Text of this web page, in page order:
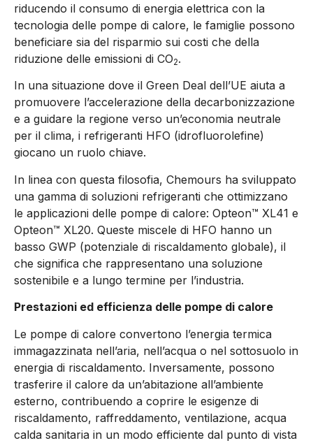
riducendo il consumo di energia elettrica con la
tecnologia delle pompe di calore, le famiglie possono
beneficiare sia del risparmio sui costi che della
riduzione delle emissioni di CO2.
In una situazione dove il Green Deal dell’UE aiuta a
promuovere l’accelerazione della decarbonizzazione
e a guidare la regione verso un’economia neutrale
per il clima, i refrigeranti HFO (idrofluorolefine)
giocano un ruolo chiave.
In linea con questa filosofia, Chemours ha sviluppato
una gamma di soluzioni refrigeranti che ottimizzano
le applicazioni delle pompe di calore: Opteon™ XL41 e
Opteon™ XL20. Queste miscele di HFO hanno un
basso GWP (potenziale di riscaldamento globale), il
che significa che rappresentano una soluzione
sostenibile e a lungo termine per l’industria.
Prestazioni ed efficienza delle pompe di calore
Le pompe di calore convertono l’energia termica
immagazzinata nell’aria, nell’acqua o nel sottosuolo in
energia di riscaldamento. Inversamente, possono
trasferire il calore da un’abitazione all’ambiente
esterno, contribuendo a coprire le esigenze di
riscaldamento, raffreddamento, ventilazione, acqua
calda sanitaria in un modo efficiente dal punto di vista